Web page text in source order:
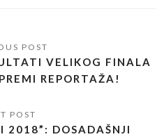
VELIKOG FINALA
REPORTAŽA!
2018”: DOSADAŠNJI